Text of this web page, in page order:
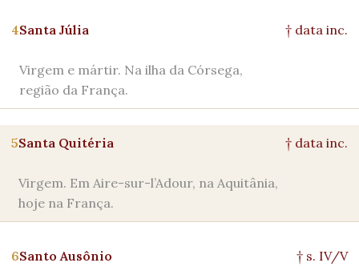
4Santa Júlia
Virgem e mártir. Na ilha da Córsega,
região da França.
† data inc.
5Santa Quitéria
Virgem. Em Aire-sur-l’Adour, na Aquitânia,
hoje na França.
† data inc.
6Santo Ausônio † s. IV/V